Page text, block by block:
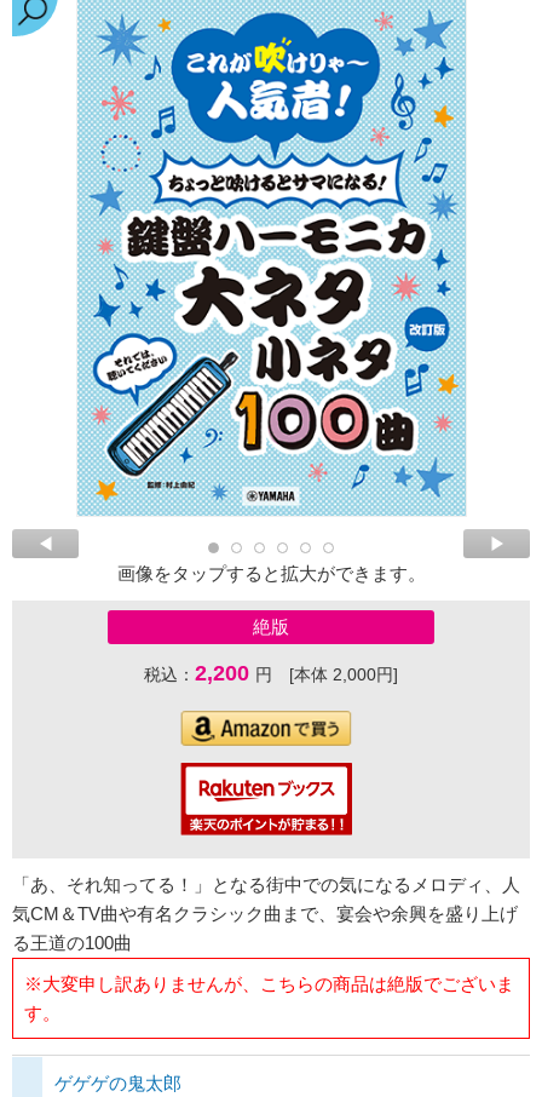
画像をタップすると拡大ができます。
絶版
税込： 2,200 円 [本体 2,000円]
「あ、それ知ってる！」となる街中での気になるメロディ、人
気CM＆TV曲や有名クラシック曲まで、宴会や余興を盛り上げ
る王道の100曲
※大変申し訳ありませんが、こちらの商品は絶版でございま
す。
ゲゲゲの鬼太郎